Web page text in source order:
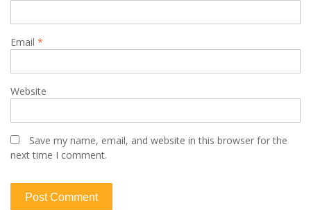
Email *
Website
Save my name, email, and website in this browser for the
next time I comment.